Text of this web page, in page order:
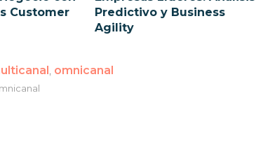
Customer
Predictivo y Business
Agility
omnicanal